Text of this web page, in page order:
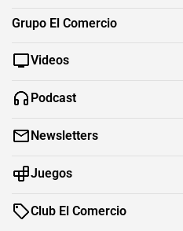
Grupo El Comercio
Videos
Podcast
Newsletters
Juegos
Club El Comercio